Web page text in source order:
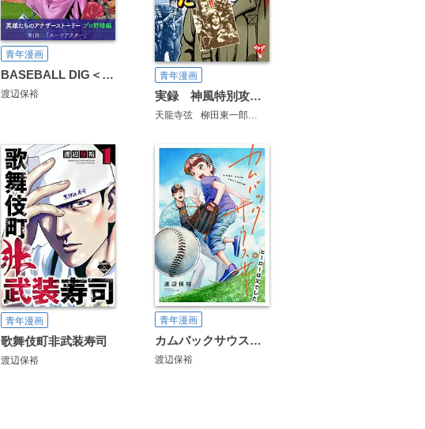
青年漫画
BASEBALL DIG＜連載版＞
渡辺保裕
青年漫画
実録 神風特別攻撃隊 特攻隊に散った若き命たち
天龍寺弦 柳田東一郎 田中正仁
青年漫画
歌舞伎町非武装寿司
渡辺保裕
青年漫画
カムバックサウスポー -ヒーローは父でした-
渡辺保裕